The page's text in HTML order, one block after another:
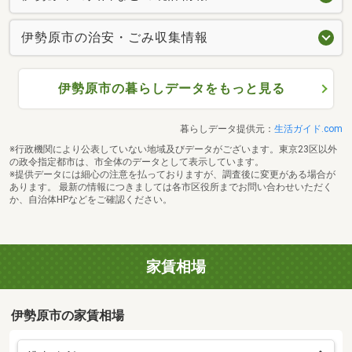
伊勢原市の治安・ごみ収集情報
伊勢原市の暮らしデータをもっと見る
暮らしデータ提供元： 生活ガイド.com
※行政機関により公表していない地域及びデータがございます。東京23区以外
の政令指定都市は、市全体のデータとして表示しています。
※提供データには細心の注意を払っておりますが、調査後に変更がある場合が
あります。 最新の情報につきましては各市区役所までお問い合わせいただく
か、自治体HPなどをご確認ください。
家賃相場
伊勢原市の家賃相場